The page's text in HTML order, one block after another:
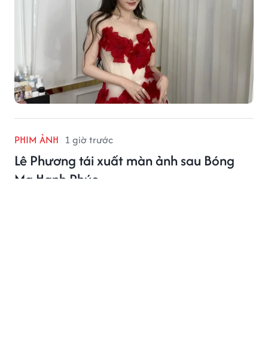
PHIM ẢNH 1 giờ trước
Lê Phương tái xuất màn ảnh sau Bóng
Ma Hạnh Phúc